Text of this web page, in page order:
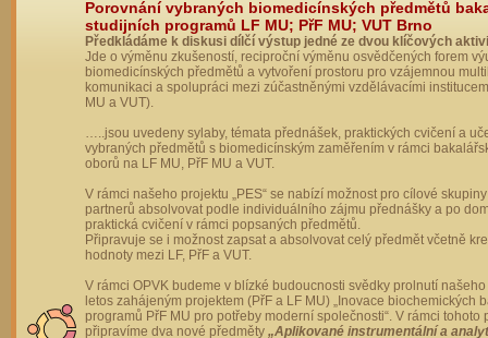
Porovnání vybraných biomedicínských předmětů
studijních programů LF MU; PřF MU; VUT Brno
Předkládáme k diskusi dílčí výstup jedné ze dvou klíčových
Jde o výměnu zkušeností, reciproční výměnu osvědčených forem
biomedicínských předmětů a vytvoření prostoru pro vzájemnou
komunikaci a spolupráci mezi zúčastněnými vzdělávacími
MU a VUT).
…..jsou uvedeny sylaby, témata přednášek, praktických cvičení a
vybraných předmětů s biomedicínským zaměřením v rámci
oborů na LF MU, PřF MU a VUT.
V rámci našeho projektu „PES“ se nabízí možnost pro cílové
partnerů absolvovat podle individuálního zájmu přednášky a po
praktická cvičení v rámci popsaných předmětů.
Připravuje se i možnost zapsat a absolvovat celý předmět včetně
hodnoty mezi LF, PřF a VUT.
V rámci OPVK budeme v blízké budoucnosti svědky prolnutí
letos zahájeným projektem (PřF a LF MU) „Inovace biochemických
programů PřF MU pro potřeby moderní společnosti“. V rámci tohoto
připravíme dva nové předměty „Aplikované instrumentální a